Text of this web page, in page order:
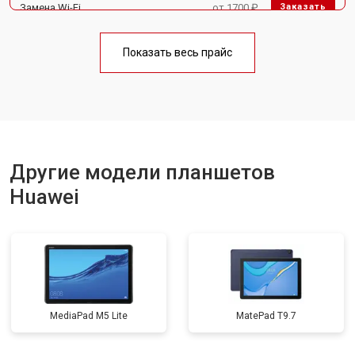
Замена Wi-Fi от 1700 ₽ Заказать
от 1750 ₽
Показать весь прайс
Другие модели планшетов
Huawei
MediaPad M5 Lite MatePad T9.7